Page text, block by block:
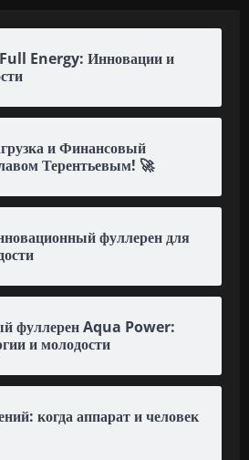
Energy: Инновации и
и Финансовый
Терентьевым! 🚀
фуллерен для
фуллерен Aqua Power:
и молодости
когда аппарат и человек